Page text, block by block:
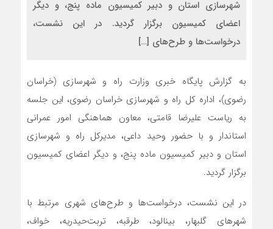
شهرسازی استان و دبیر کمیسیون ماده پنج، و دیگر
اعضای کمیسیون برگزار گردید. در این نشست،
درخواست‌ها و طرح‌های […]
به گزارش پایگاه خبری وزارت راه و شهرسازی (خراسان
رضوی)، اداره کل راه و شهرسازی خراسان رضوی، این جلسه
به ریاست علیرضا قامتی، معاون هماهنگی امور عمرانی
استاندار و با حضور وحید داعی، مدیرکل راه و شهرسازی
استان و دبیر کمیسیون ماده پنج، و دیگر اعضای کمیسیون
برگزار گردید.
در این نشست، درخواست‌ها و طرح‌های شهری مرتبط با
شهرهای گلبهار، بینالود، طرقبه، تربت‌حیدریه، خواف،